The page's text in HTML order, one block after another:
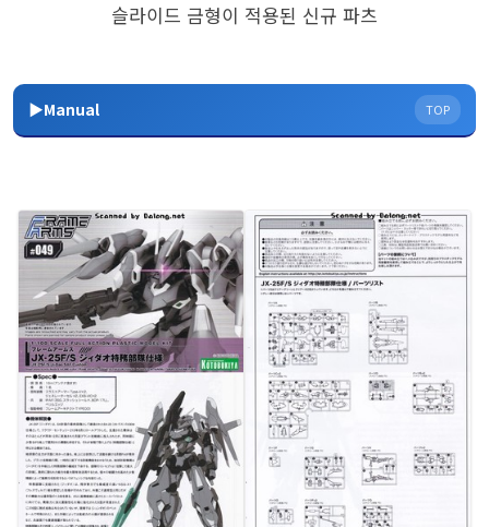
슬라이드 금형이 적용된 신규 파츠
▶Manual TOP